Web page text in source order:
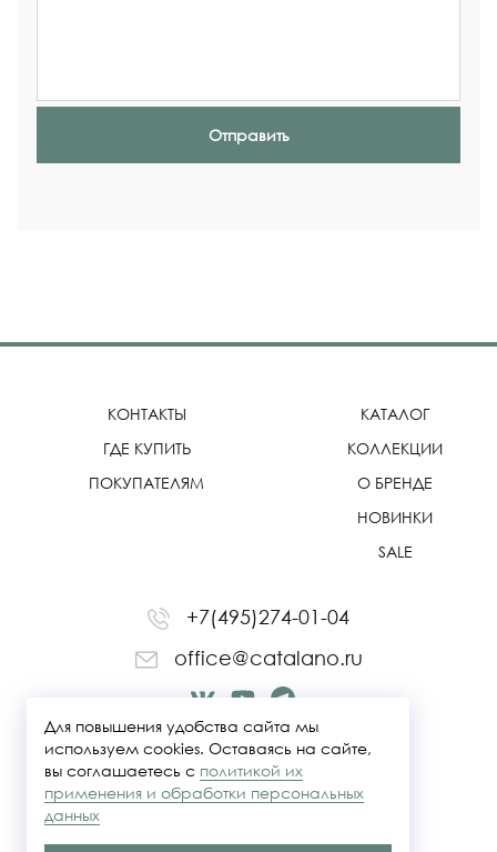
Отправить
КОНТАКТЫ
ГДЕ КУПИТЬ
ПОКУПАТЕЛЯМ
КАТАЛОГ
КОЛЛЕКЦИИ
О БРЕНДЕ
НОВИНКИ
SALE
+7(495)274-01-04
office@catalano.ru
Для повышения удобства сайта мы
используем cookies. Оставаясь на сайте,
вы соглашаетесь с политикой их
применения и обработки персональных
данных